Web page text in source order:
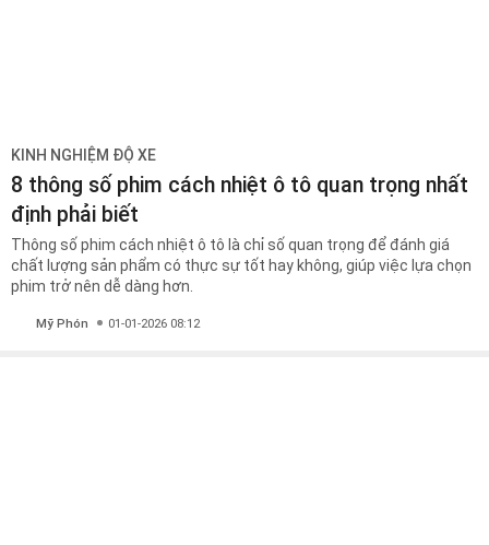
KINH NGHIỆM ĐỘ XE
8 thông số phim cách nhiệt ô tô quan trọng nhất
định phải biết
Thông số phim cách nhiệt ô tô là chỉ số quan trọng để đánh giá
chất lượng sản phẩm có thực sự tốt hay không, giúp việc lựa chọn
phim trở nên dễ dàng hơn.
Mỹ Phón 01-01-2026 08:12